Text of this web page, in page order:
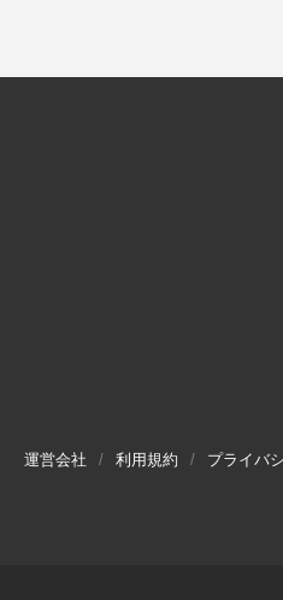
運営会社 利用規約 プライバ